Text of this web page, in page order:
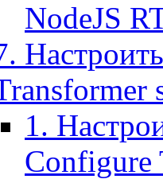
NodeJS
1.
Configure